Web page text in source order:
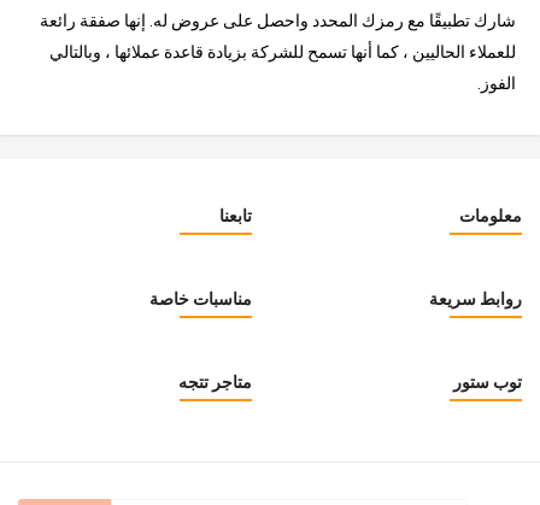
شارك تطبيقًا مع رمزك المحدد واحصل على عروض له. إنها صفقة رائعة
للعملاء الحاليين ، كما أنها تسمح للشركة بزيادة قاعدة عملائها ، وبالتالي
الفوز.
تابعنا معلومات
مناسبات خاصة روابط سريعة
متاجر تتجه توب ستور